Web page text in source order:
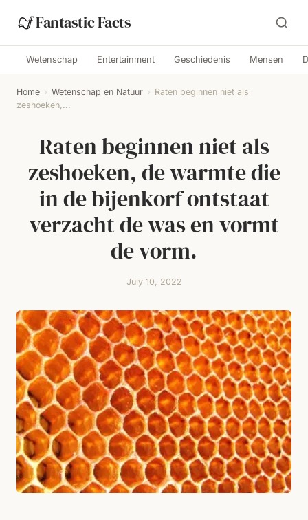
Fantastic Facts
Wetenschap Entertainment Geschiedenis Mensen
Home › Wetenschap en Natuur › Raten beginnen niet als
zeshoeken,...
Raten beginnen niet als
zeshoeken, de warmte die
in de bijenkorf ontstaat
verzacht de was en vormt
de vorm.
July 10, 2022